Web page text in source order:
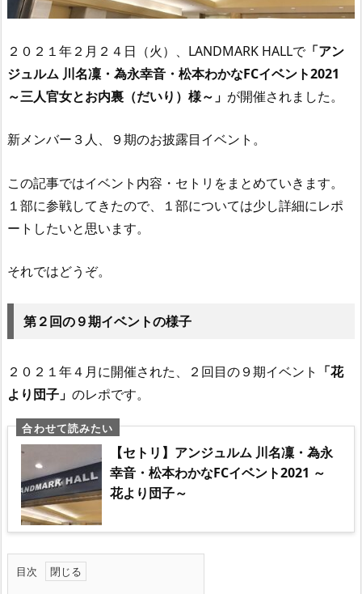
２０２１年２月２４日（火）、LANDMARK HALLで「アン
ジュルム 川名凜・為永幸音・松本わかなFCイベント2021
～三人官女とお内裏（だいり）様～」 が開催されました。
新メンバー３人、９期のお披露目イベント。
この記事ではイベント内容・セトリをまとめていきます。
１部に参戦してきたので、１部については少し詳細にレポ
ートしたいと思います。
それではどうぞ。
第２回の９期イベントの様子
２０２１年４月に開催された、２回目の９期イベント 「花
より団子」 のレポです。
【セトリ】アンジュルム 川名凜・為永
幸音・松本わかなFCイベント2021 ～
花より団子～
目次